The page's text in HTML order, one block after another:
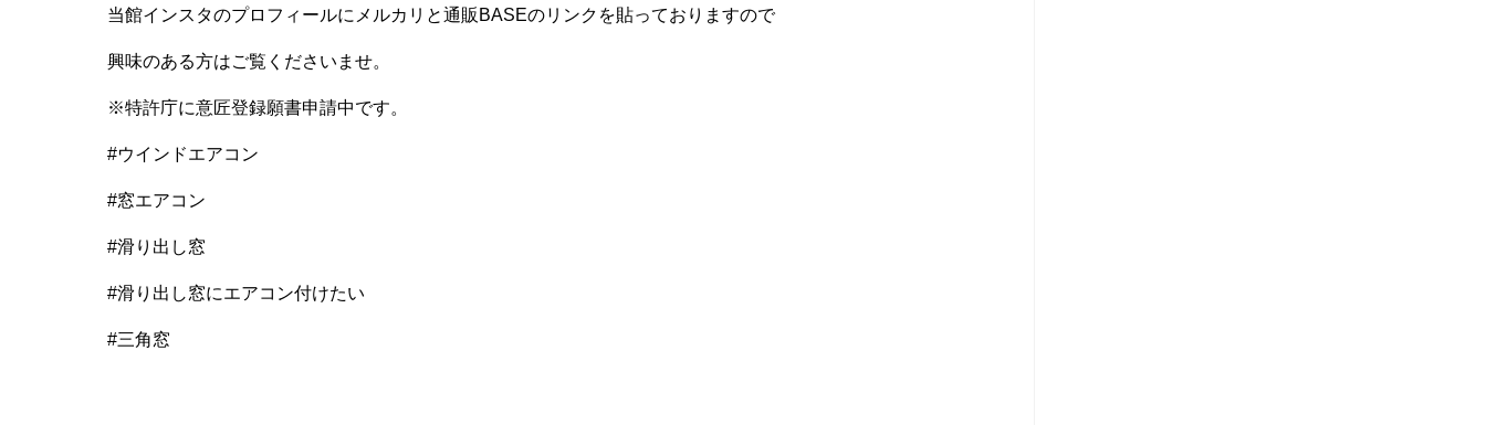
当館インスタのプロフィールにメルカリと通販BASEのリンクを貼っておりますので
興味のある方はご覧くださいませ。
※特許庁に意匠登録願書申請中です。
#ウインドエアコン
#窓エアコン
#滑り出し窓
#滑り出し窓にエアコン付けたい
#三角窓